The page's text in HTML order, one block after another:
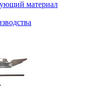
материал